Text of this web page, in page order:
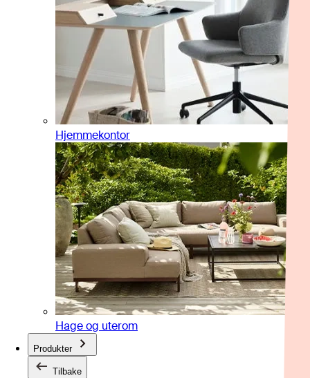
Hjemmekontor
Hage og uterom
Produkter
Tilbake